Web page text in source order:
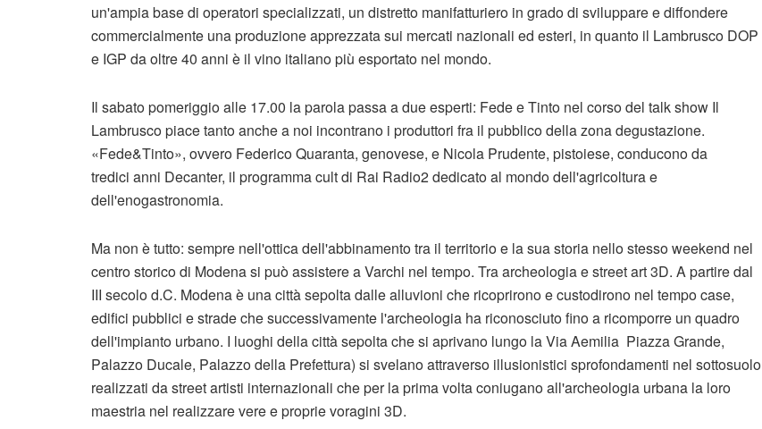
un'ampia base di operatori specializzati, un distretto manifatturiero in grado di sviluppare e diffondere
commercialmente una produzione apprezzata sui mercati nazionali ed esteri, in quanto il Lambrusco DOP
e IGP da oltre 40 anni è il vino italiano più esportato nel mondo.
Il sabato pomeriggio alle 17.00 la parola passa a due esperti: Fede e Tinto nel corso del talk show Il
Lambrusco piace tanto anche a noi incontrano i produttori fra il pubblico della zona degustazione.
«Fede&Tinto», ovvero Federico Quaranta, genovese, e Nicola Prudente, pistoiese, conducono da
tredici anni Decanter, il programma cult di Rai Radio2 dedicato al mondo dell'agricoltura e
dell'enogastronomia.
Ma non è tutto: sempre nell'ottica dell'abbinamento tra il territorio e la sua storia nello stesso weekend nel
centro storico di Modena si può assistere a Varchi nel tempo. Tra archeologia e street art 3D. A partire dal
III secolo d.C. Modena è una città sepolta dalle alluvioni che ricoprirono e custodirono nel tempo case,
edifici pubblici e strade che successivamente l'archeologia ha riconosciuto fino a ricomporre un quadro
dell'impianto urbano. I luoghi della città sepolta che si aprivano lungo la Via Aemilia  Piazza Grande,
Palazzo Ducale, Palazzo della Prefettura) si svelano attraverso illusionistici sprofondamenti nel sottosuolo
realizzati da street artisti internazionali che per la prima volta coniugano all'archeologia urbana la loro
maestria nel realizzare vere e proprie voragini 3D.